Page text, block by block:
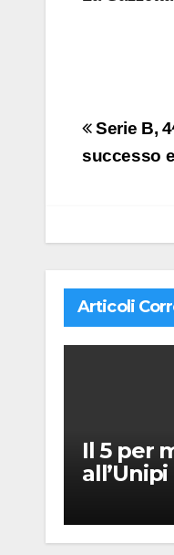
articoli
Serie B,
successo
Articoli
Il 5 per
all’Unipi